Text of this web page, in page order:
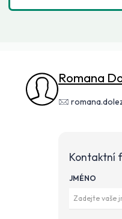
Romana
Kontaktní
JMÉNO